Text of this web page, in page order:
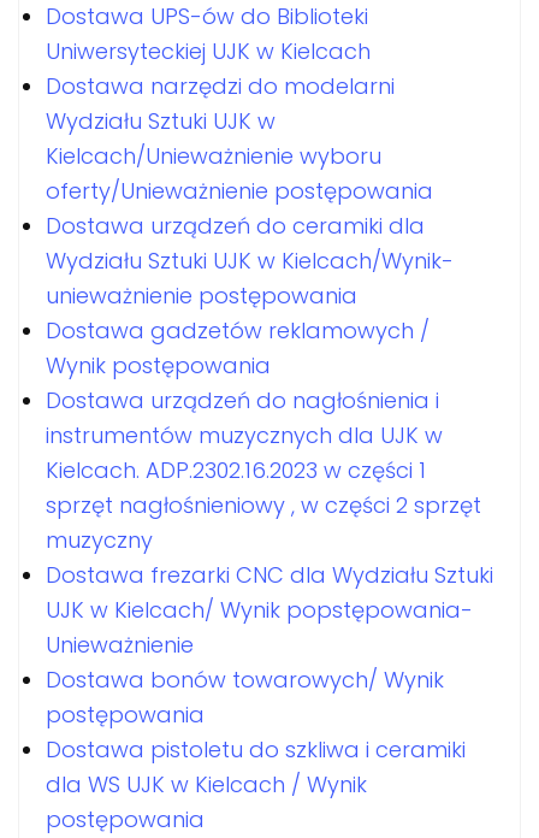
Dostawa UPS-ów do Biblioteki
Uniwersyteckiej UJK w Kielcach
Dostawa narzędzi do modelarni
Wydziału Sztuki UJK w
Kielcach/Unieważnienie wyboru
oferty/Unieważnienie postępowania
Dostawa urządzeń do ceramiki dla
Wydziału Sztuki UJK w Kielcach/Wynik-
unieważnienie postępowania
Dostawa gadzetów reklamowych /
Wynik postępowania
Dostawa urządzeń do nagłośnienia i
instrumentów muzycznych dla UJK w
Kielcach. ADP.2302.16.2023 w części 1
sprzęt nagłośnieniowy , w części 2 sprzęt
muzyczny
Dostawa frezarki CNC dla Wydziału Sztuki
UJK w Kielcach/ Wynik popstępowania-
Unieważnienie
Dostawa bonów towarowych/ Wynik
postępowania
Dostawa pistoletu do szkliwa i ceramiki
dla WS UJK w Kielcach / Wynik
postępowania